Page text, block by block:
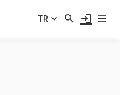
TR